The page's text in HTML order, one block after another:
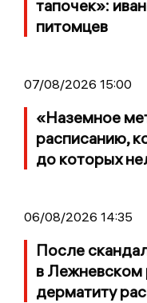
тапочек»:
питомцев
07/08/2026 15:00
«Наземное
расписанию,
до которых
06/08/2026 14:35
После
в Лежневском
дерматиту